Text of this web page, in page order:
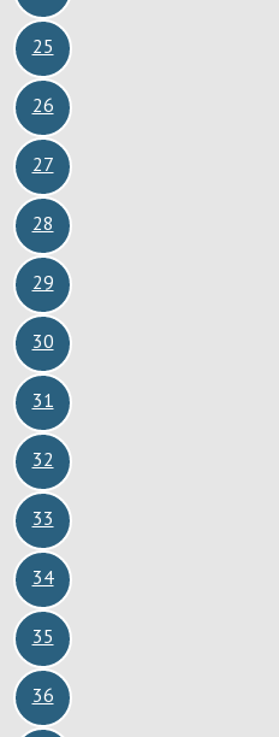
25
26
27
28
29
30
31
32
33
34
35
36